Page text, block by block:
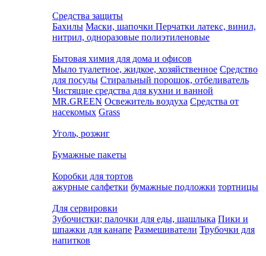
Средства защиты
Бахилы Маски, шапочки Перчатки латекс, винил,
нитрил, одноразовые полиэтиленовые
Бытовая химия для дома и офисов
Мыло туалетное, жидкое, хозяйственное Средство
для посуды Стиральный порошок, отбеливатель
Чистящие средства для кухни и ванной
MR.GREEN Освежитель воздуха Средства от
насекомых Grass
Уголь, розжиг
Бумажные пакеты
Коробки для тортов
ажурные салфетки бумажные подложки тортницы
Для сервировки
Зубочистки; палочки для еды, шашлыка Пики и
шпажки для канапе Размешиватели Трубочки для
напитков